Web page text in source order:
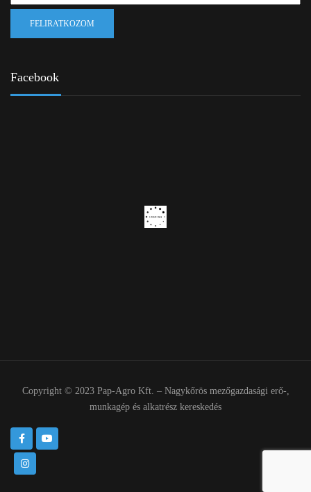
Facebook
Copyright © 2023 Pap-Agro Kft. – Nagykőrös mezőgazdasági erő-,
munkagép és alkatrész kereskedés